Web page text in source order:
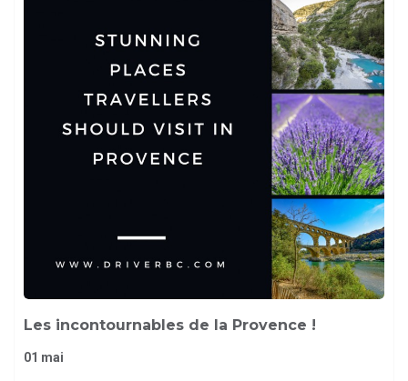
Les incontournables de la Provence !
01 mai